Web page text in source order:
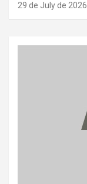
29 de July de 2026